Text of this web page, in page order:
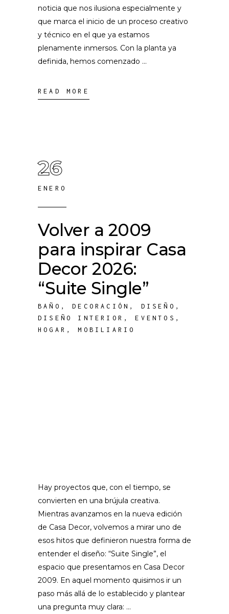
noticia que nos ilusiona especialmente y
que marca el inicio de un proceso creativo
y técnico en el que ya estamos
plenamente inmersos. Con la planta ya
definida, hemos comenzado
READ MORE
26
ENERO
Volver a 2009
para inspirar Casa
Decor 2026:
“Suite Single”
BAÑO ,DECORACIÓN , DISEÑO ,
DISEÑO INTERIOR ,EVENTOS ,
HOGAR ,MOBILIARIO
Hay proyectos que, con el tiempo, se
convierten en una brújula creativa.
Mientras avanzamos en la nueva edición
de Casa Decor, volvemos a mirar uno de
esos hitos que definieron nuestra forma de
entender el diseño: “Suite Single”, el
espacio que presentamos en Casa Decor
2009. En aquel momento quisimos ir un
paso más allá de lo establecido y plantear
una pregunta muy clara: